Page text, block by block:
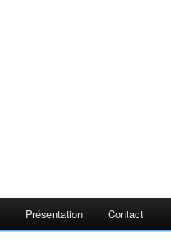
Présentation Contact